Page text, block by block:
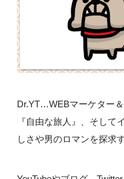
Dr.YT…WEBマーケター
『自由な旅人』、そして
しさや男のロマンを探求